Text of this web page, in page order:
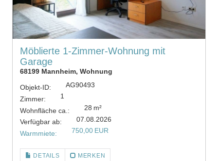
Möblierte 1-Zimmer-Wohnung mit
Garage
68199 Mannheim, Wohnung
Objekt-ID:
AG90493
Zimmer:
1
Wohnfläche ca.:
28 m²
Verfügbar ab:
07.08.2026
Warmmiete:
750,00 EUR
DETAILS MERKEN